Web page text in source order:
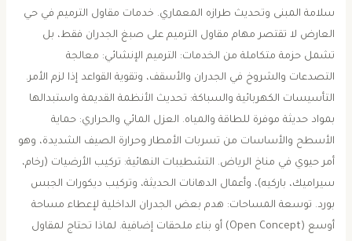
سلامة المبنى وتحديث طرازه المعماري. ​خدمات مقاول الترميم في حي
العارض ​لا تقتصر مهام مقاول الترميم على صبغ الجدران فقط، بل
تشمل حزمة متكاملة من الخدمات: ​الترميم الإنشائي: معالجة
التصدعات والشروخ في الجدران والأسقف، وتقوية القواعد إذا لزم الأمر. ​
التأسيسات الكهربائية والسباكة: تحديث الأنظمة القديمة واستبدالها
بمواد حديثة موفرة للطاقة والمياه. ​العزل المائي والحراري: حماية
الأسطح والأساسات من تسربات الأمطار وحرارة الصيف الشديدة، وهو
أمر حيوي في مناخ الرياض. ​التشطيبات النهائية: تركيب الأرضيات (رخام،
سيراميك، باركيه)، وأعمال الدهانات الحديثة، وتركيب ديكورات الجبس
بورد. ​توسعة المساحات: هدم بعض الجدران الداخلية لإعطاء مساحة
أوسع (Open Concept) أو بناء ملحقات إضافية. ​لماذا تحتاج لمقاول